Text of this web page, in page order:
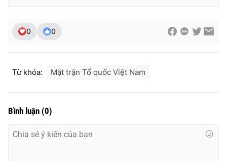
Email:toasoan@vtv.vn
0 0
Từ khóa: Mặt trận Tổ quốc Việt Nam
Bình luận (0)